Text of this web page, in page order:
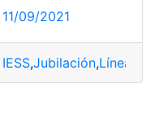
11/09/2021
IESS,Jubilación,Línea